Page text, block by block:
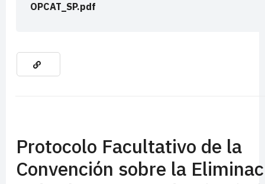
OPCAT_SP.pdf
Protocolo Facultativo de la
Convención sobre la